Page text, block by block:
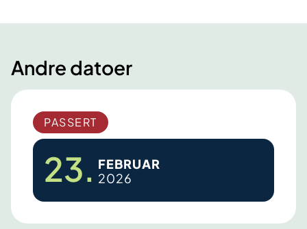
Andre datoer
PASSERT
23. FEBRUAR
2026